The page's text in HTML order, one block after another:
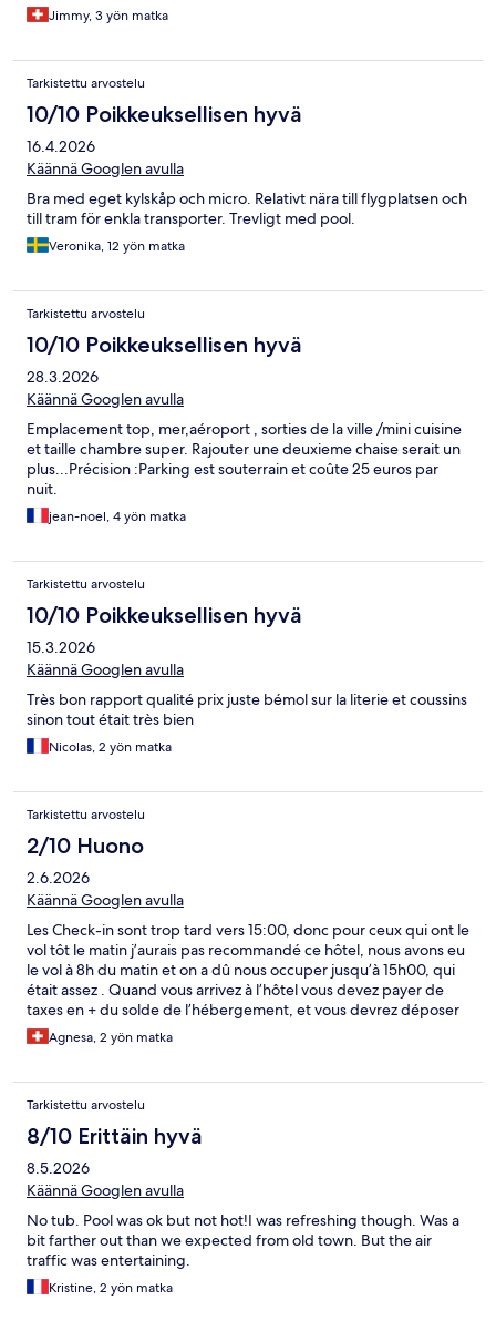
Jimmy, 3 yön matka
Tarkistettu arvostelu
10/10 Poikkeuksellisen hyvä
16.4.2026
Käännä Googlen avulla
Bra med eget kylskåp och micro. Relativt nära till flygplatsen och
till tram för enkla transporter. Trevligt med pool.
Veronika, 12 yön matka
Tarkistettu arvostelu
10/10 Poikkeuksellisen hyvä
28.3.2026
Käännä Googlen avulla
Emplacement top, mer,aéroport , sorties de la ville /mini cuisine
et taille chambre super. Rajouter une deuxieme chaise serait un
plus...Précision :Parking est souterrain et coûte 25 euros par
nuit.
jean-noel, 4 yön matka
Tarkistettu arvostelu
10/10 Poikkeuksellisen hyvä
15.3.2026
Käännä Googlen avulla
Très bon rapport qualité prix juste bémol sur la literie et coussins
sinon tout était très bien
Nicolas, 2 yön matka
Tarkistettu arvostelu
2/10 Huono
2.6.2026
Käännä Googlen avulla
Les Check-in sont trop tard vers 15:00, donc pour ceux qui ont le
vol tôt le matin j’aurais pas recommandé ce hôtel, nous avons eu
le vol à 8h du matin et on a dû nous occuper jusqu’à 15h00, qui
était assez . Quand vous arrivez à l’hôtel vous devez payer de
taxes en + du solde de l’hébergement, et vous devrez déposer
un dépôt de 150.- qui doit normalement être rendu à la fin de
votre séjour
Agnesa, 2 yön matka
Tarkistettu arvostelu
8/10 Erittäin hyvä
8.5.2026
Käännä Googlen avulla
No tub. Pool was ok but not hot!I was refreshing though. Was a
bit farther out than we expected from old town. But the air
traffic was entertaining.
Kristine, 2 yön matka